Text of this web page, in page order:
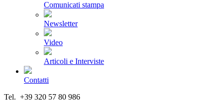
Comunicati stampa
Newsletter
Video
Articoli e Interviste
Contatti
Tel. +39 320 57 80 986